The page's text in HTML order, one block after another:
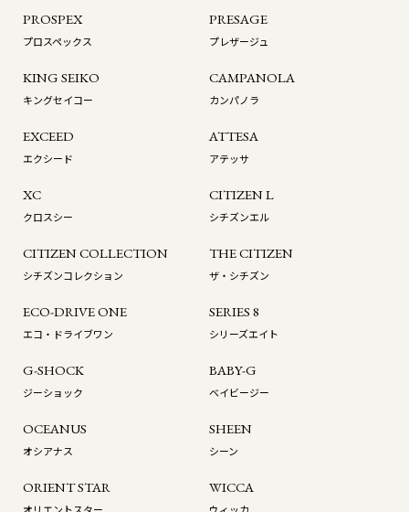
PROSPEX
プロスペックス
PRESAGE
プレザージュ
KING SEIKO
キングセイコー
CAMPANOLA
カンパノラ
EXCEED
エクシード
ATTESA
アテッサ
XC
クロスシー
CITIZEN L
シチズンエル
CITIZEN COLLECTION
シチズンコレクション
THE CITIZEN
ザ・シチズン
ECO-DRIVE ONE
エコ・ドライブワン
SERIES 8
シリーズエイト
G-SHOCK
ジーショック
BABY-G
ベイビージー
OCEANUS
オシアナス
SHEEN
シーン
ORIENT STAR WICCA